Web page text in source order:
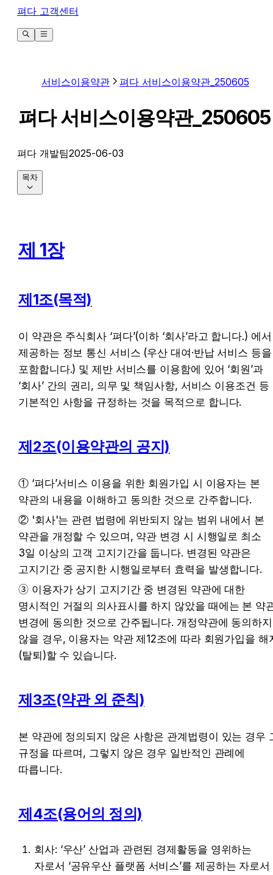
펴다 고객센터
서비스이용약관 펴다 서비스이용약관_250605
펴다 서비스이용약관_250605
펴다 개발팀2025-06-03
제 1장
제1조(목적)
이 약관은 주식회사 ‘펴다’(이하 ‘회사’라고 합니다.) 에서
제공하는 정보 통신 서비스 (우산 대여·반납 서비스 등을
포함합니다.) 및 제반 서비스를 이용함에 있어 ‘회원’과
‘회사’ 간의 권리, 의무 및 책임사항, 서비스 이용조건 등
기본적인 사항을 규정하는 것을 목적으로 합니다.
제2조(이용약관의 공지)
① ‘펴다’서비스 이용을 위한 회원가입 시 이용자는 본
약관의 내용을 이해하고 동의한 것으로 간주합니다.
② '회사'는 관련 법령에 위반되지 않는 범위 내에서 본
약관을 개정할 수 있으며, 약관 변경 시 시행일로 최소
3일 이상의 고객 고지기간을 둡니다. 변경된 약관은
고지기간 중 공지한 시행일로부터 효력을 발생합니다.
➂ 이용자가 상기 고지기간 중 변경된 약관에 대한
명시적인 거절의 의사표시를 하지 않았을 때에는 본 약
변경에 동의한 것으로 간주됩니다. 개정약관에 동의하지
않을 경우, 이용자는 약관 제12조에 따라 회원가입을 해
(탈퇴)할 수 있습니다.
제3조(약관 외 준칙)
본 약관에 정의되지 않은 사항은 관계법령이 있는 경우
규정을 따르며, 그렇지 않은 경우 일반적인 관례에
따릅니다.
제4조(용어의 정의)
회사: ‘우산’ 산업과 관련된 경제활동을 영위하는
자로서 ‘공유우산 플랫폼 서비스’를 제공하는 자로서
목차